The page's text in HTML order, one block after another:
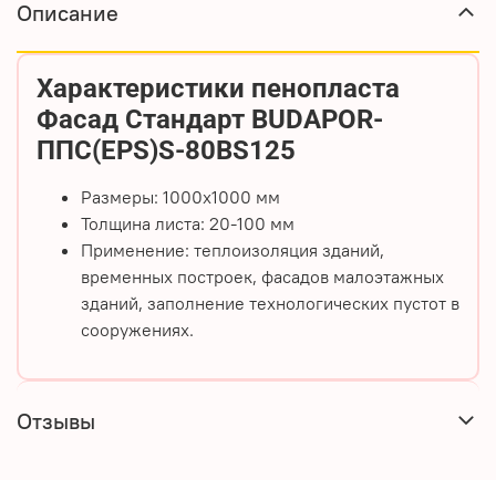
Описание
Характеристики пенопласта
Фасад Стандарт BUDAPOR-
ППС(EPS)S-80BS125
Размеры: 1000х1000 мм
Толщина листа: 20-100 мм
Применение: теплоизоляция зданий,
временных построек, фасадов малоэтажных
зданий, заполнение технологических пустот в
сооружениях.
Отзывы